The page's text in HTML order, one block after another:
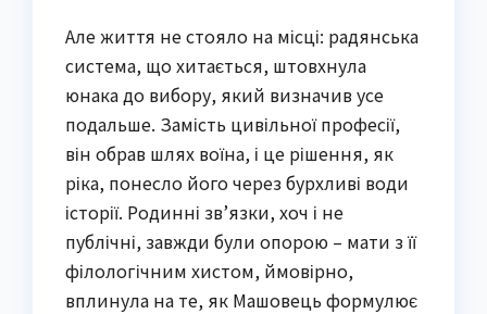
Але життя не стояло на місці: радянська
система, що хитається, штовхнула
юнака до вибору, який визначив усе
подальше. Замість цивільної професії,
він обрав шлях воїна, і це рішення, як
ріка, понесло його через бурхливі води
історії. Родинні зв’язки, хоч і не
публічні, завжди були опорою – мати з її
філологічним хистом, ймовірно,
вплинула на те, як Машовець формулює